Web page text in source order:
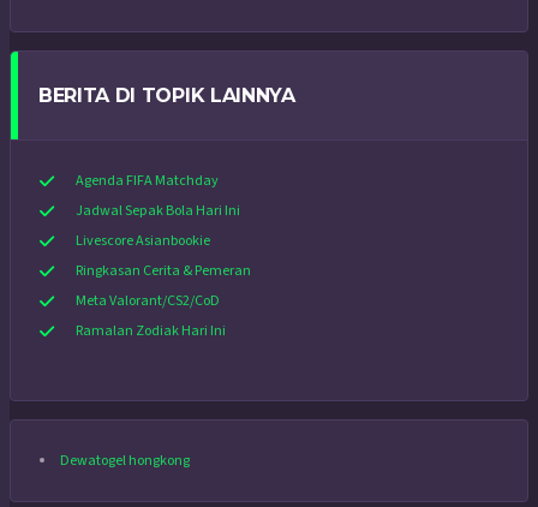
BERITA DI TOPIK LAINNYA
Agenda FIFA Matchday
Jadwal Sepak Bola Hari Ini
Livescore Asianbookie
Ringkasan Cerita & Pemeran
Meta Valorant/CS2/CoD
Ramalan Zodiak Hari Ini
Dewatogel hongkong